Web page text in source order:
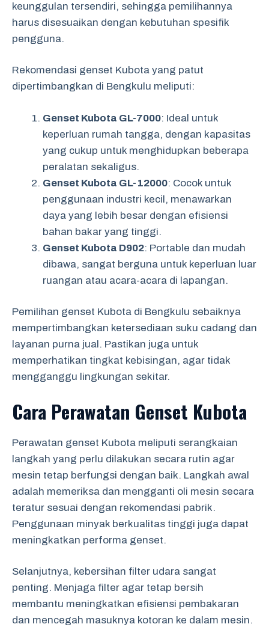
keunggulan tersendiri, sehingga pemilihannya
harus disesuaikan dengan kebutuhan spesifik
pengguna.
Rekomendasi genset Kubota yang patut
dipertimbangkan di Bengkulu meliputi:
Genset Kubota GL-7000: Ideal untuk
keperluan rumah tangga, dengan kapasitas
yang cukup untuk menghidupkan beberapa
peralatan sekaligus.
Genset Kubota GL-12000: Cocok untuk
penggunaan industri kecil, menawarkan
daya yang lebih besar dengan efisiensi
bahan bakar yang tinggi.
Genset Kubota D902: Portable dan mudah
dibawa, sangat berguna untuk keperluan luar
ruangan atau acara-acara di lapangan.
Pemilihan genset Kubota di Bengkulu sebaiknya
mempertimbangkan ketersediaan suku cadang dan
layanan purna jual. Pastikan juga untuk
memperhatikan tingkat kebisingan, agar tidak
mengganggu lingkungan sekitar.
Cara Perawatan Genset Kubota
Perawatan genset Kubota meliputi serangkaian
langkah yang perlu dilakukan secara rutin agar
mesin tetap berfungsi dengan baik. Langkah awal
adalah memeriksa dan mengganti oli mesin secara
teratur sesuai dengan rekomendasi pabrik.
Penggunaan minyak berkualitas tinggi juga dapat
meningkatkan performa genset.
Selanjutnya, kebersihan filter udara sangat
penting. Menjaga filter agar tetap bersih
membantu meningkatkan efisiensi pembakaran
dan mencegah masuknya kotoran ke dalam mesin.